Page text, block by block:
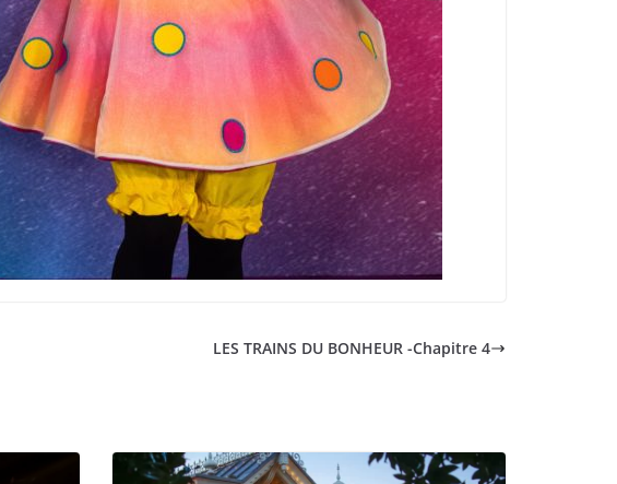
LES TRAINS DU BONHEUR -Chapitre 4